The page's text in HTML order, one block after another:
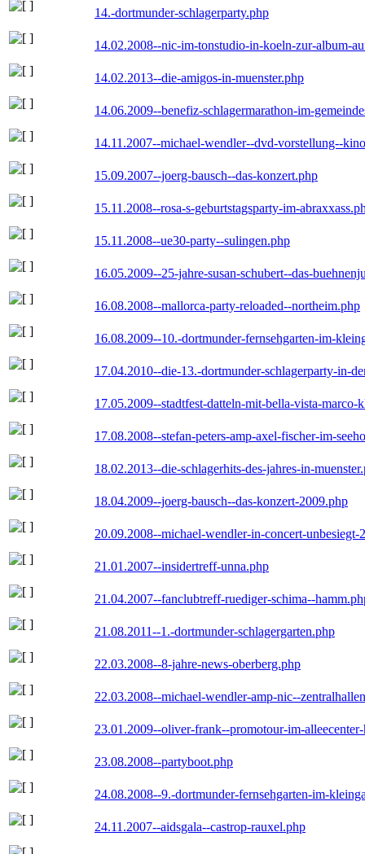
14.-dortmunder-schlagerparty.php
14.02.2008--nic-im-tonstudio-in-koeln-zur-album-
14.02.2013--die-amigos-in-muenster.php
14.06.2009--benefiz-schlagermarathon-im-
14.11.2007--michael-wendler--dvd-vorstellung--
15.09.2007--joerg-bausch--das-konzert.php
15.11.2008--rosa-s-geburtstagsparty-im-
15.11.2008--ue30-party--sulingen.php
16.05.2009--25-jahre-susan-schubert--das-
16.08.2008--mallorca-party-reloaded--northeim.php
16.08.2009--10.-dortmunder-fernsehgarten-im-
17.04.2010--die-13.-dortmunder-schlagerparty-in-
17.05.2009--stadtfest-datteln-mit-bella-vista-marco-
17.08.2008--stefan-peters-amp-axel-fischer-im-
18.02.2013--die-schlagerhits-des-jahres-in-
18.04.2009--joerg-bausch--das-konzert-2009.php
20.09.2008--michael-wendler-in-concert-unbesiegt-
21.01.2007--insidertreff-unna.php
21.04.2007--fanclubtreff-ruediger-schima--
21.08.2011--1.-dortmunder-schlagergarten.php
22.03.2008--8-jahre-news-oberberg.php
22.03.2008--michael-wendler-amp-nic--
23.01.2009--oliver-frank--promotour-im-
23.08.2008--partyboot.php
24.08.2008--9.-dortmunder-fernsehgarten-im-
24.11.2007--aidsgala--castrop-rauxel.php